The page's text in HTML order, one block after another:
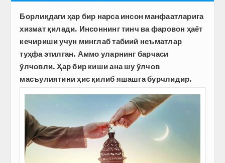
Борлиқдаги ҳар бир нарса инсон манфаатларига
хизмат қилади. Инсоннинг тинч ва фаровон ҳаёт
кечириши учун минглаб табиий неъматлар
туҳфа этилган. Аммо уларнинг барчаси
ўлчовли. Ҳар бир киши ана шу ўлчов
масъулиятини ҳис қилиб яшашга бурчлидир.